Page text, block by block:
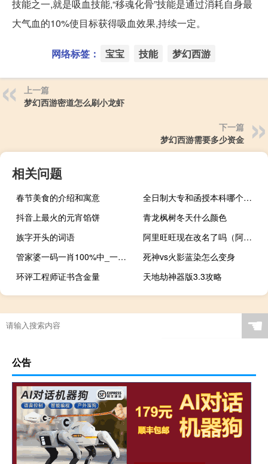
技能之一,就是吸血技能,“移魂化骨”技能是通过消耗自身最
大气血的10%使目标获得吸血效果,持续一定。
网络标签： 宝宝 技能 梦幻西游
上一篇
梦幻西游密道怎么刷小龙虾
下一篇
梦幻西游需要多少资金
相关问题
春节美食的介绍和寓意
全日制大专和函授本科哪个更好？
抖音上最火的元宵馅饼
青龙枫树冬天什么颜色
族字开头的词语
阿里旺旺现在改名了吗（阿里旺旺群发）
管家婆一码一肖100%中_一句引发热议_安卓版722.363
死神vs火影蓝染怎么变身
环评工程师证书含金量
天地劫神器版3.3攻略
☚
公告